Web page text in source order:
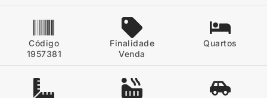
Código
1957381
Finalidade
Venda
Quartos